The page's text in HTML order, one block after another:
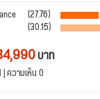
(27.76)
(30.15)
บาท
| ความเห็น 0